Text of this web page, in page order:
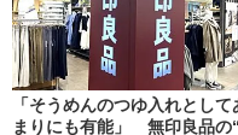
「そうめんのつゆ入れとして
まりにも有能」 無印良品の